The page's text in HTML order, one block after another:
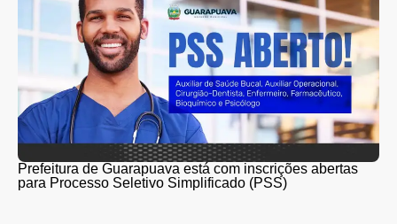
Prefeitura de Guarapuava está com inscrições abertas
para Processo Seletivo Simplificado (PSS)